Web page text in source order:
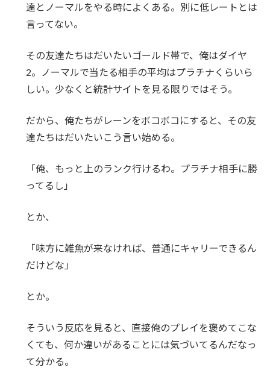
達とノーマルをやる時によくある。別に低レートとは
言ってない。
その友達たちはだいたいゴールド帯で、俺はダイヤ
2。ノーマルで当たる相手の平均はプラチナくらいら
しい。少なくと統計サイトを見る限りではそう。
だから、俺たちがレーンをボコボコにすると、その友
達たちはだいたいこう言い始める。
「俺、もっと上のランク行けるわ。プラチナ相手に勝
ってるし」
とか、
「味方に雑魚が来なければ、普通にキャリーできるん
だけどな」
とか。
そういう反応を見ると、直接俺のプレイを褒めてこな
くても、何か違いがあることには気づいてるんだなっ
て分かる。